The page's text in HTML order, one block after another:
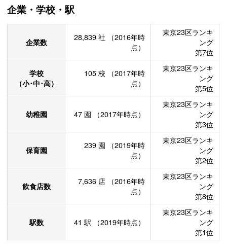
企業・学校・駅
企業数 28,839 社
（2016年時
点）
東京23区ランキ
ング
第7位
学校
（小･中･高）
105 校
（2017年時
点）
東京23区ランキ
ング
第5位
幼稚園 47 園 （2017年時点）
東京23区ランキ
ング
第3位
保育園 239 園
（2019年時
点）
東京23区ランキ
ング
第2位
飲食店数 7,636 店
（2016年時
点）
東京23区ランキ
ング
第8位
駅数 41駅 （2019年時点）
東京23区ランキ
ング
第1位